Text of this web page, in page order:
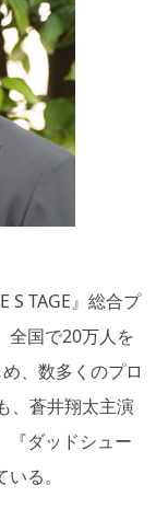
S TAGE』総合プ
全国で20万人を
、数多くのプロ
、蒼井翔太主演
『ダッドシュー
る。